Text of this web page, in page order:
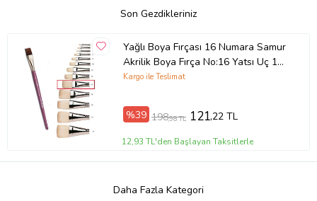
Son Gezdikleriniz
Yağlı Boya Fırçası 16 Numara Samur
Akrilik Boya Fırça No:16 Yatsı Uç 1
Adet Yağlıboya Fırça (Bordo)
Kargo ile Teslimat
%39 198,98 TL 121,22 TL
12,93 TL'den Başlayan Taksitlerle
Daha Fazla Kategori